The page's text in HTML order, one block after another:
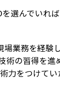
いればMM
場業務を経験
術の習得を進
力をつけてい